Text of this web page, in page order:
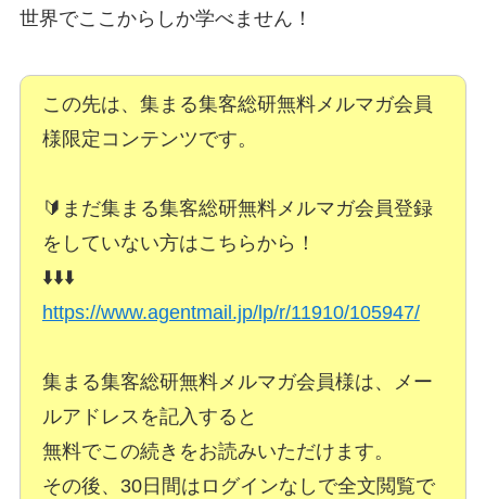
世界でここからしか学べません！
この先は、集まる集客総研無料メルマガ会員
様限定コンテンツです。
🔰まだ集まる集客総研無料メルマガ会員登録
をしていない方はこちらから！
⬇️⬇️⬇️
https://www.agentmail.jp/lp/r/11910/105947/
集まる集客総研無料メルマガ会員様は、メー
ルアドレスを記入すると
無料でこの続きをお読みいただけます。
その後、30日間はログインなしで全文閲覧で